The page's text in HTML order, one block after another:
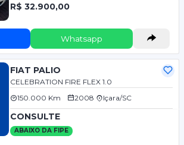
R$ 32.900,00
Whatsapp
FIAT PALIO
CELEBRATION FIRE FLEX 1.0
150.000 Km
2008 Içara/SC
CONSULTE
ABAIXO DA FIPE